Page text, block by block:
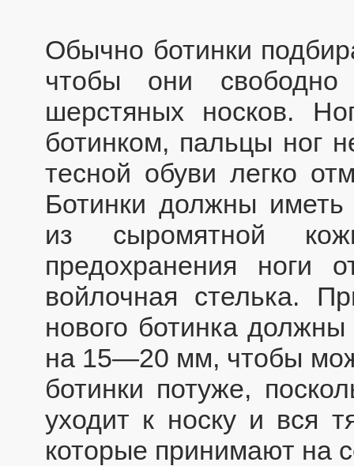
Обычно ботинки
чтобы они
шерстяных носков.
ботинком, пальцы ног
тесной обуви легко
Ботинки должны
из сыромятной
предохранения ноги
войлочная стелька.
нового ботинка
на 15—20 мм, чтобы
ботинки потуже,
уходит к носку и вся
которые принимают на